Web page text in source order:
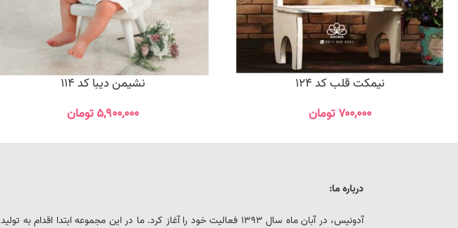
نیمکت قلب کد 124
۷۰۰,۰۰۰ تومان
نشیمن دیبا کد 114
۵,۹۰۰,۰۰۰تومان
درباره ما:
آدونیس، در آبان ماه سال 1393 فعالیت خود را آغاز کرد. ما در این مجموعه ابتدا اقدام به تولید